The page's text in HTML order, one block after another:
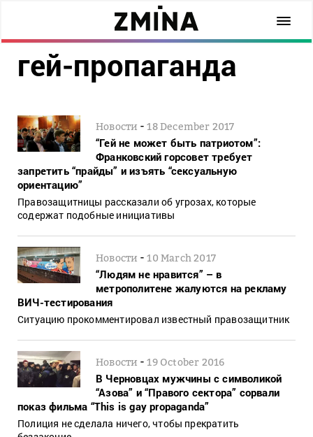
гей-пропаганда
Новости -18 December 2017
“Гей не может быть патриотом”:
Франковский горсовет требует
запретить “прайды” и изъять “сексуальную
ориентацию”
Правозащитницы рассказали об угрозах, которые
содержат подобные инициативы
Новости -10 March 2017
“Людям не нравится” – в
метрополитене жалуются на рекламу
ВИЧ-тестирования
Ситуацию прокомментировал известный правозащитник
Новости -19 October 2016
В Черновцах мужчины с символикой
“Азова” и “Правого сектора” сорвали
показ фильма “This is gay propaganda”
Полиция не сделала ничего, чтобы прекратить